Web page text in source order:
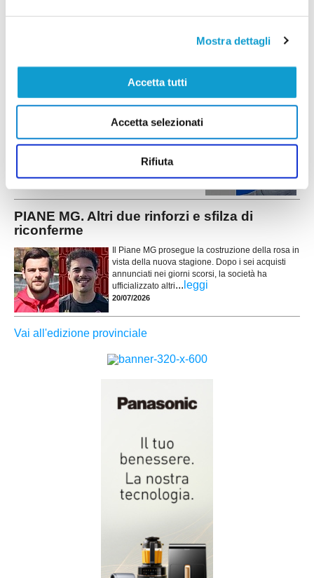
Mostra dettagli
Accetta tutti
Accetta selezionati
Rifiuta
due innesti. La società rossoblù ha annunciato
PORTO SANT'ELPIDIO. Cannoni nuovo DS:
"Ripartiamo con idee chiare"
territorio e su un forte senso di appartenenza. È
questa la missione di Alessandro Cannoni, nuovo
a costruire la squadra che affronterà il prossimo
campionato di Promo
PIANE MG. Altri due rinforzi e sfilza di
riconferme
Il Piane MG prosegue la costruzione della rosa in
vista della nuova stagione. Dopo i sei acquisti
annunciati nei giorni scorsi, la società ha
ufficializzato altri... leggi
20/07/2026
Vai all'edizione provinciale